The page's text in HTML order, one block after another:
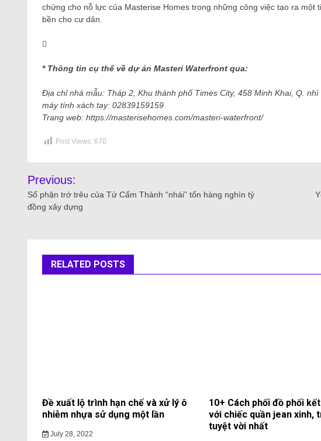
chứng cho nỗ lực của Masterise Homes trong những công việc tạo ra một
bền cho cư dân.
* Thông tin cụ thể về dự án Masteri Waterfront qua:
Địa chỉ nhà mẫu: Tháp 2, Khu thành phố Times City, 458 Minh Khai, Q.
máy tính xách tay: 02839159159
Trang web: https://masterisehomes.com/masteri-waterfront/
Post Views: 670
Previous:
Số phận trớ trêu của Tử Cấm Thành “nhái” tốn hàng nghìn tỷ
đồng xây dựng
RELATED POSTS
Đề xuất lộ trình hạn chế và xử lý ô
nhiễm nhựa sử dụng một lần
July 28, 2022
10+ Cách phối đồ phối
với chiếc quần jean xinh,
tuyệt vời nhất